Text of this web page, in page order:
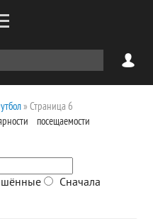
» Страница 6
посещаемости
Сначала